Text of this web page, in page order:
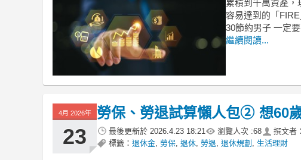
累積到千萬資產，
容易達到的「
30節約男子 一定
繼續閱讀...
4月 2026年
23
勞保、勞退試算懶人包② 想60
最後更新於 2026.4.23 18:21 瀏覽人次 :68 撰文者：
標籤： 退休金 勞保 退休 勞退 退休規劃 生活理財